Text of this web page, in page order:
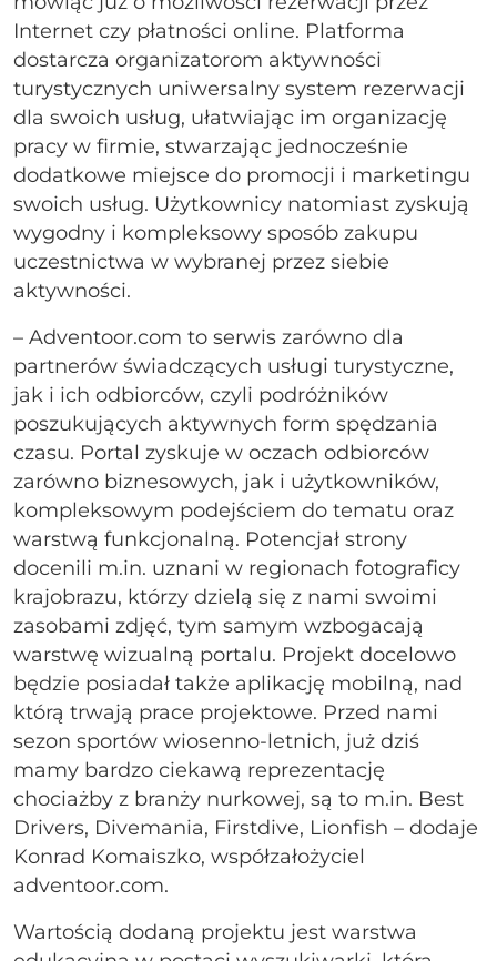
Internet czy płatności online. Platforma
dostarcza organizatorom aktywności
turystycznych uniwersalny system rezerwacji
dla swoich usług, ułatwiając im organizację
pracy w firmie, stwarzając jednocześnie
dodatkowe miejsce do promocji i marketingu
swoich usług. Użytkownicy natomiast zyskują
wygodny i kompleksowy sposób zakupu
uczestnictwa w wybranej przez siebie
aktywności.
– Adventoor.com to serwis zarówno dla
partnerów świadczących usługi turystyczne,
jak i ich odbiorców, czyli podróżników
poszukujących aktywnych form spędzania
czasu. Portal zyskuje w oczach odbiorców
zarówno biznesowych, jak i użytkowników,
kompleksowym podejściem do tematu oraz
warstwą funkcjonalną. Potencjał strony
docenili m.in. uznani w regionach fotograficy
krajobrazu, którzy dzielą się z nami swoimi
zasobami zdjęć, tym samym wzbogacają
warstwę wizualną portalu. Projekt docelowo
będzie posiadał także aplikację mobilną, nad
którą trwają prace projektowe. Przed nami
sezon sportów wiosenno-letnich, już dziś
mamy bardzo ciekawą reprezentację
chociażby z branży nurkowej, są to m.in. Best
Drivers, Divemania, Firstdive, Lionfish – dodaje
Konrad Komaiszko, współzałożyciel
adventoor.com.
Wartością dodaną projektu jest warstwa